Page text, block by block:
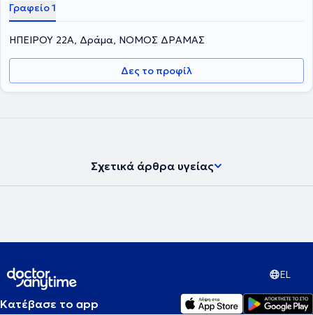
Γραφείο 1
ΗΠΕΙΡΟΥ 22Α, Δράμα, ΝΟΜΟΣ ΔΡΑΜΑΣ
Δες το προφίλ
Σχετικά άρθρα υγείας
EL
Κατέβασε το app